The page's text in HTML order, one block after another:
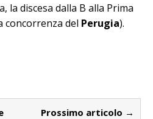
la discesa dalla B alla Prima
concorrenza del Perugia).
Prossimo articolo →